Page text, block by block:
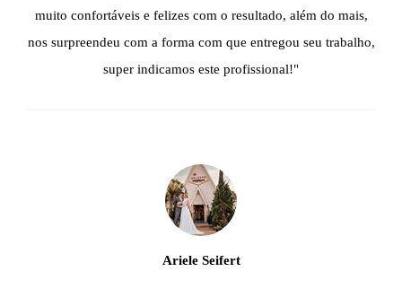
muito confortáveis e felizes com o resultado, além do mais,
nos surpreendeu com a forma com que entregou seu trabalho,
super indicamos este profissional!"
Ariele Seifert